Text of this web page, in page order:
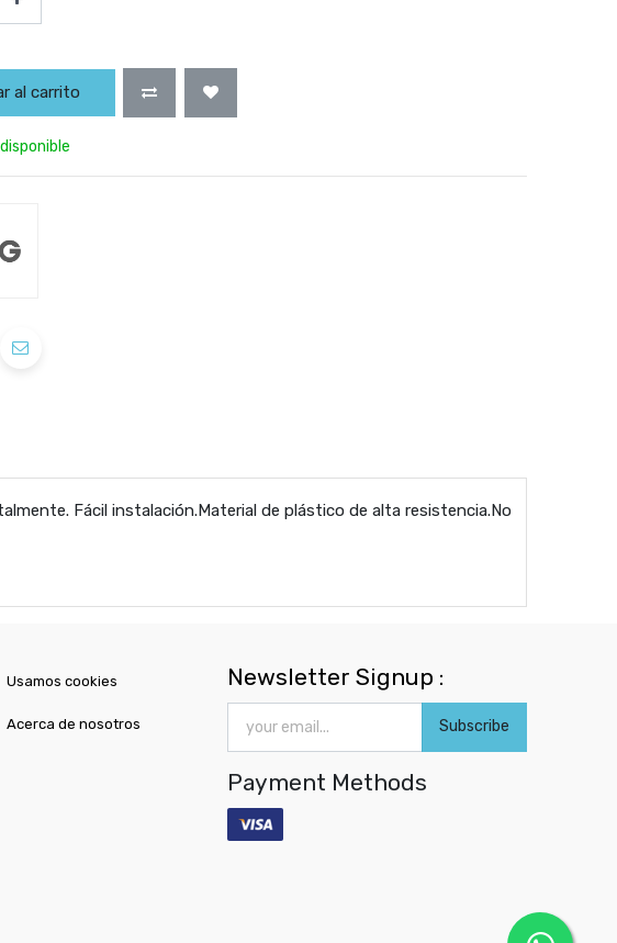
al carrito
Fácil instalación.Material de plástico de alta resistencia.No
Usamos cookies
Acerca de nosotros
Newsletter Signup :
Subscribe
Payment Methods